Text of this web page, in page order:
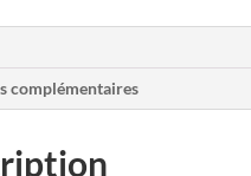
complémentaires